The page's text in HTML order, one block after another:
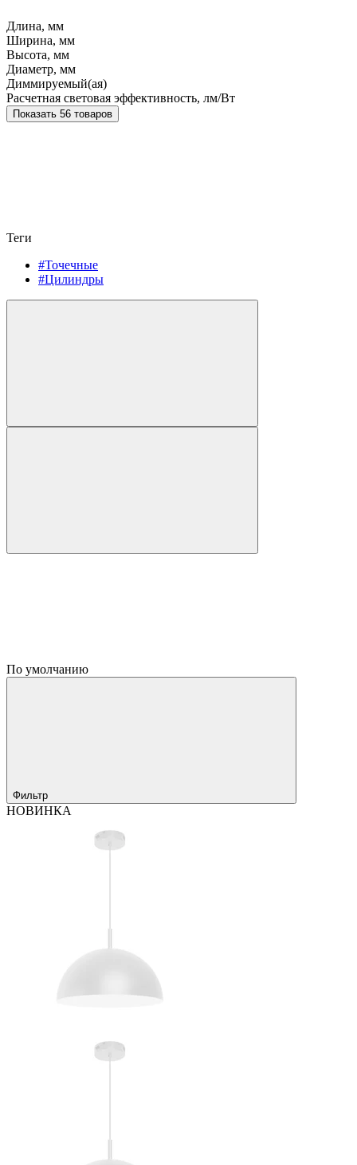
Длина, мм
Ширина, мм
Высота, мм
Диаметр, мм
Диммируемый(ая)
Расчетная световая эффективность, лм/Вт
Показать 56 товаров
Теги
#Точечные
#Цилиндры
По умолчанию
Фильтр
НОВИНКА